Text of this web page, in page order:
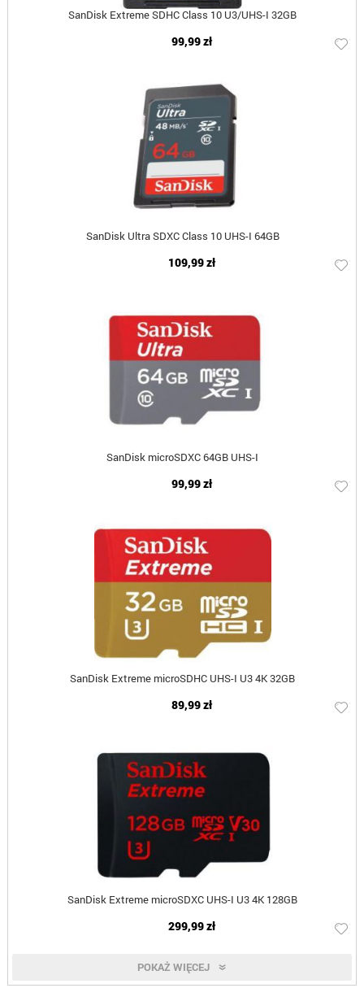
SanDisk Extreme SDHC Class 10 U3/UHS-I 32GB
99,99 zł
SanDisk Ultra SDXC Class 10 UHS-I 64GB
109,99 zł
SanDisk microSDXC 64GB UHS-I
99,99 zł
SanDisk Extreme microSDHC UHS-I U3 4K 32GB
89,99 zł
SanDisk Extreme microSDXC UHS-I U3 4K 128GB
299,99 zł
POKAŻ WIĘCEJ